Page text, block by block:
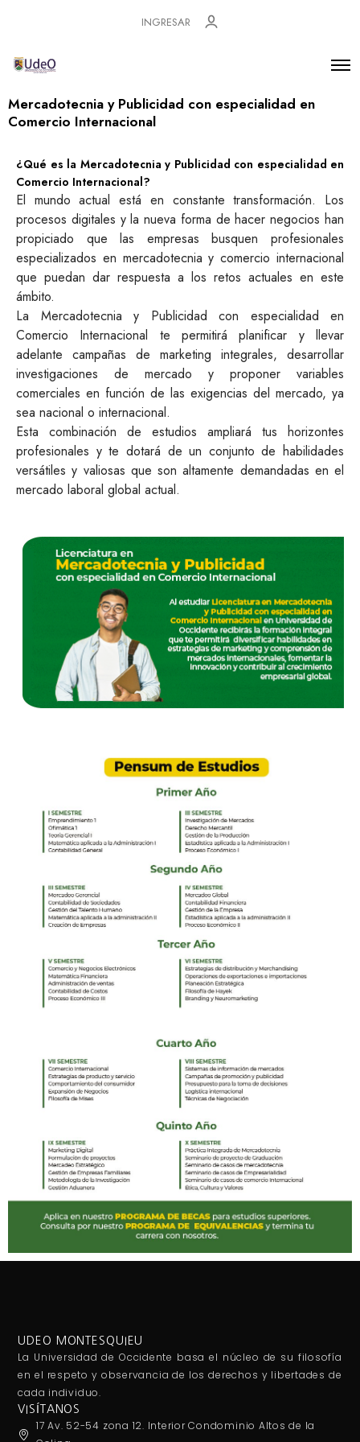
INGRESAR
Mercadotecnia y Publicidad con especialidad en
Comercio Internacional
¿Qué es la Mercadotecnia y Publicidad con especialidad en
Comercio Internacional?
El mundo actual está en constante transformación. Los
procesos digitales y la nueva forma de hacer negocios han
propiciado que las empresas busquen profesionales
especializados en mercadotecnia y comercio internacional
que puedan dar respuesta a los retos actuales en este
ámbito.
La Mercadotecnia y Publicidad con especialidad en
Comercio Internacional te permitirá planificar y llevar
adelante campañas de marketing integrales, desarrollar
investigaciones de mercado y proponer variables
comerciales en función de las exigencias del mercado, ya
sea nacional o internacional.
Esta combinación de estudios ampliará tus horizontes
profesionales y te dotará de un conjunto de habilidades
versátiles y valiosas que son altamente demandadas en el
mercado laboral global actual.
UDEO MONTESQUIEU
La Universidad de Occidente basa el núcleo de su filosofía
en el respeto y observancia de los derechos y libertades de
cada individuo.
VISÍTANOS
17 Av. 52-54 zona 12. Interior Condominio Altos de la